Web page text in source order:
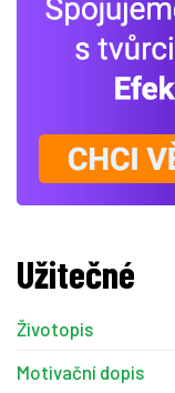
Užitečné
Životopis
Motivační dopis